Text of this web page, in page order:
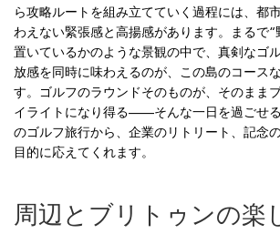
ら攻略ルートを組み立てていく過程には、都
わえない緊張感と高揚感があります。まるで“
置いているかのような景観の中で、真剣なゴ
放感を同時に味わえるのが、この島のコース
す。ゴルフのラウンドそのものが、そのまま
イライトになり得る——そんな一日を過ごせ
のゴルフ旅行から、企業のリトリート、記念
目的に応えてくれます。
周辺とブリトゥンの楽